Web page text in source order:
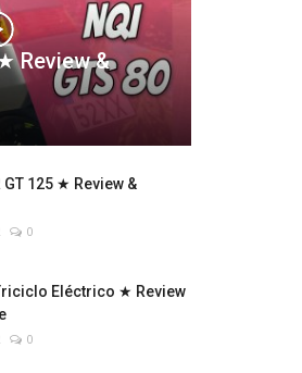
Review &
125 ★ Review &
0
Eléctrico ★ Review
0